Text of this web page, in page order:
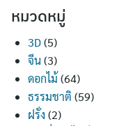
หมวดหมู่
3D(5)
จีน(3)
ดอกไม้ (64)
ธรรมชาติ (59)
ฝรั่ง (2)